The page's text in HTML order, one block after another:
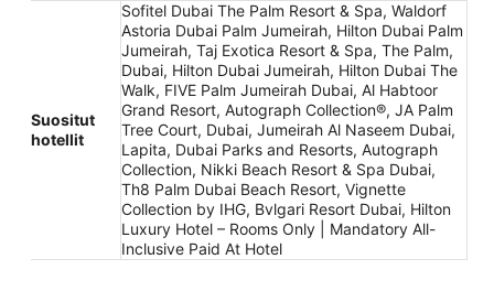
Suositut
hotellit
Sofitel Dubai The Palm Resort & Spa, Waldorf
Astoria Dubai Palm Jumeirah, Hilton Dubai Palm
Jumeirah, Taj Exotica Resort & Spa, The Palm,
Dubai, Hilton Dubai Jumeirah, Hilton Dubai The
Walk, FIVE Palm Jumeirah Dubai, Al Habtoor
Grand Resort, Autograph Collection®, JA Palm
Tree Court, Dubai, Jumeirah Al Naseem Dubai,
Lapita, Dubai Parks and Resorts, Autograph
Collection, Nikki Beach Resort & Spa Dubai,
Th8 Palm Dubai Beach Resort, Vignette
Collection by IHG, Bvlgari Resort Dubai, Hilton
Luxury Hotel – Rooms Only | Mandatory All-
Inclusive Paid At Hotel